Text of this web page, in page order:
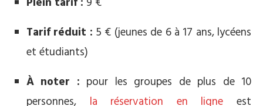
Tarif réduit : 5 € (jeunes de 6 à 17 ans, lycéens
et étudiants)
À noter : pour les groupes de plus de 10
personnes, la réservation en ligne est